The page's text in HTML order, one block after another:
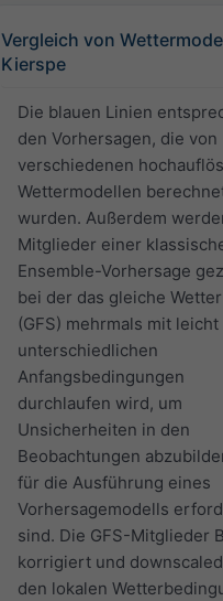
Vergleich von
Kierspe
Die blauen Linien
den Vorhersagen, die von
verschiedenen
Wettermodellen
wurden. Außerdem
Mitglieder einer
Ensemble-Vorhersage
bei der das gleiche
(GFS) mehrmals mit leicht
unterschiedlichen
Anfangsbedingungen
durchlaufen wird, um
Unsicherheiten in den
Beobachtungen
für die Ausführung eines
Vorhersagemodells
sind. Die GFS-Mitglieder
korrigiert und
den lokalen